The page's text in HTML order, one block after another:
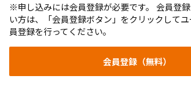
※申し込みには会員登録が必要です。 会員登
い方は、「会員登録ボタン」をクリックして
員登録を行ってください。
会員登録（無料）